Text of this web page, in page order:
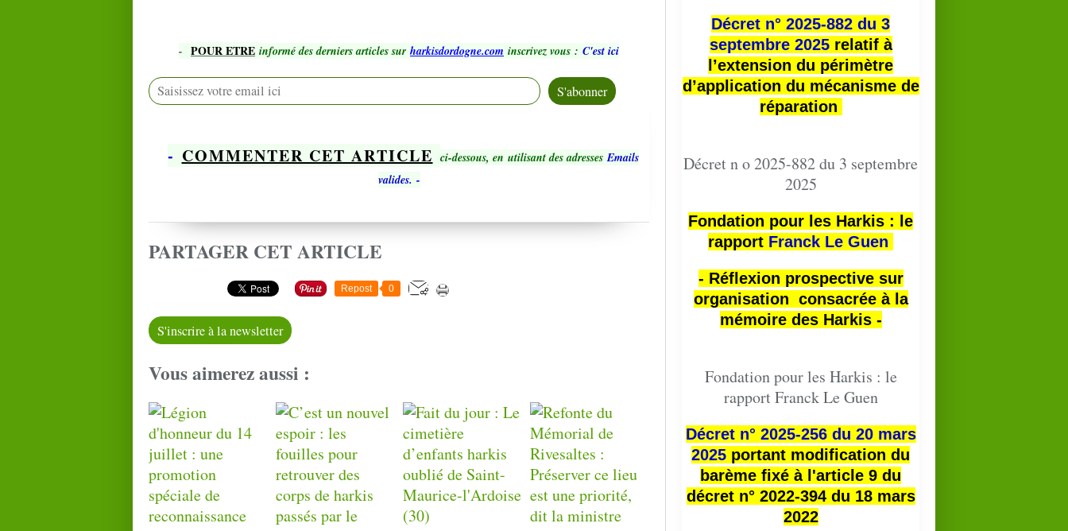
- POUR ETRE informé des derniers articles sur harkisdordogne.com inscrivez vous : C'est ici
- COMMENTER CET ARTICLE ci-dessous, en utilisant des adressesEmails
valides. -
PARTAGER CET ARTICLE
Repost 0
S'inscrire à la newsletter
Vous aimerez aussi :
Décret n° 2025-882 du 3
septembre 2025relatif à
l’extension du périmètre
d’application du mécanisme de
réparation
Décret n o 2025-882 du 3 septembre
2025
Fondation pour les Harkis : le
rapport Franck Le Guen
- Réflexion prospective sur
organisation consacrée à la
mémoire des Harkis -
Fondation pour les Harkis : le
rapport Franck Le Guen
Décret n° 2025-256 du 20 mars
2025 portant modification du
barème fixé à l'article 9 du
décret n° 2022-394 du 18 mars
2022